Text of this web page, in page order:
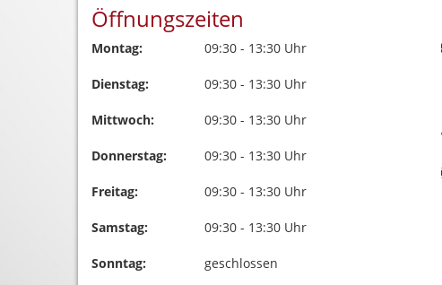
Öffnungszeiten
Montag: 09:30 - 13:30 Uhr
Dienstag: 09:30 - 13:30 Uhr
Mittwoch: 09:30 - 13:30 Uhr
Donnerstag: 09:30 - 13:30 Uhr
Freitag: 09:30 - 13:30 Uhr
Samstag: 09:30 - 13:30 Uhr
Sonntag: geschlossen